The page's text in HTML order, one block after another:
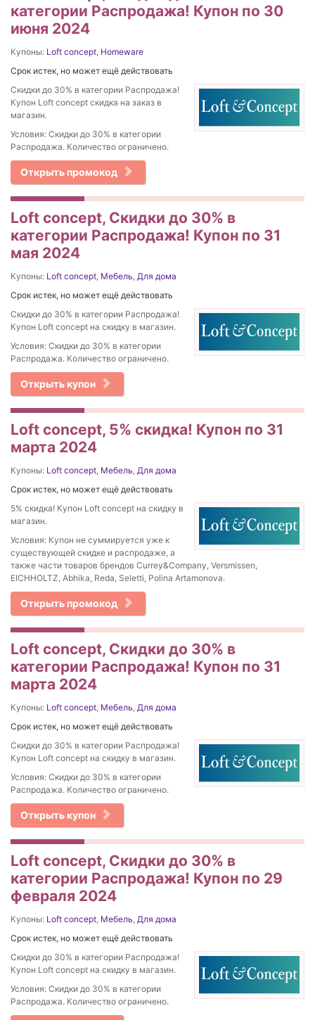
категории Распродажа! Купон по 30
июня 2024
Купоны: Loft concept, Homeware
Срок истек, но может ещё действовать
Скидки до 30% в категории Распродажа!
Купон Loft concept скидка на заказ в
магазин.
Условия: Скидки до 30% в категории
Распродажа. Количество ограничено.
Открыть промокод
Loft concept, Скидки до 30% в
категории Распродажа! Купон по 31
мая 2024
Купоны: Loft concept, Мебель, Для дома
Срок истек, но может ещё действовать
Скидки до 30% в категории Распродажа!
Купон Loft concept на скидку в магазин.
Условия: Скидки до 30% в категории
Распродажа. Количество ограничено.
Открыть купон
Loft concept, 5% скидка! Купон по 31
марта 2024
Купоны: Loft concept, Мебель, Для дома
Срок истек, но может ещё действовать
5% скидка! Купон Loft concept на скидку в
магазин.
Условия: Купон не суммируется уже к
существующей скидке и распродаже, а
также части товаров брендов Currey&Company, Versmissen,
EICHHOLTZ, Abhika, Reda, Seletti, Polina Artamonova.
Открыть промокод
Loft concept, Скидки до 30% в
категории Распродажа! Купон по 31
марта 2024
Купоны: Loft concept, Мебель, Для дома
Срок истек, но может ещё действовать
Скидки до 30% в категории Распродажа!
Купон Loft concept на скидку в магазин.
Условия: Скидки до 30% в категории
Распродажа. Количество ограничено.
Открыть купон
Loft concept, Скидки до 30% в
категории Распродажа! Купон по 29
февраля 2024
Купоны: Loft concept, Мебель, Для дома
Срок истек, но может ещё действовать
Скидки до 30% в категории Распродажа!
Купон Loft concept на скидку в магазин.
Условия: Скидки до 30% в категории
Распродажа. Количество ограничено.